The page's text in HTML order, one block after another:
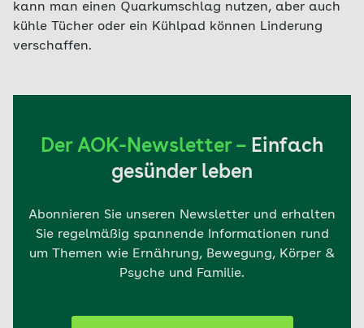
kann man einen Quarkumschlag nutzen, aber auch
kühle Tücher oder ein Kühlpad können Linderung
verschaffen.
Der AOK-Newsletter – Einfach
gesünder leben
Abonnieren Sie unseren Newsletter und erhalten
Sie regelmäßig spannende Informationen rund
um Themen wie Ernährung, Bewegung, Körper &
Psyche und Familie.